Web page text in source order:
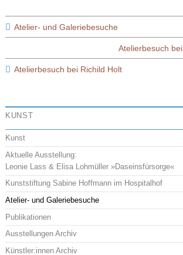
Atelier- und Galeriebesuche
Atelierbesuch
Atelierbesuch bei Richild Holt
KUNST
Kunst
Aktuelle Ausstellung:
Leonie Lass & Elisa Lohmüller »Daseinsfürsorge«
Kunststiftung Sabine Hoffmann im Hospitalhof
Atelier- und Galeriebesuche
Publikationen
Ausstellungen Archiv
Künstler:innen Archiv